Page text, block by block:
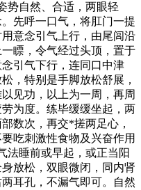
势自然、合适，两眼轻
先呼一口气，将肛门一提
意念引气上行，由尾闾沿
瞟，令气经过头顶，置于
引气下行，连同口中津
，特别是手脚放松舒展，
见功，以上为一周，再周
为度。练毕缓缓坐起，两
数次，再交*搓两足心，
吃刺激性食物及兴奋作用
法睡前或早起，或正当阳
放松，双眼微闭，同内肾
耳孔，不漏气即可。自然